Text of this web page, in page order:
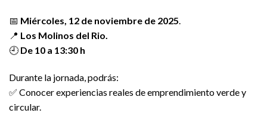
📅 Miércoles, 12 de noviembre de 2025.
📍 Los Molinos del Rio.
🕘 De 10 a 13:30 h
Durante la jornada, podrás:
✅ Conocer experiencias reales de emprendimiento verde y
circular.